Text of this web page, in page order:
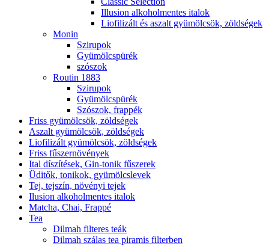
Illusion alkoholmentes italok
Liofilizált és aszalt gyümölcsök, zöldségek
Monin
Szirupok
Gyümölcspürék
szószok
Routin 1883
Szirupok
Gyümölcspürék
Szószok, frappék
Friss gyümölcsök, zöldségek
Aszalt gyümölcsök, zöldségek
Liofilizált gyümölcsök, zöldségek
Friss fűszernövények
Ital díszítések, Gin-tonik fűszerek
Üditők, tonikok, gyümölcslevek
Tej, tejszín, növényi tejek
Ilusion alkoholmentes italok
Matcha, Chai, Frappé
Tea
Dilmah filteres teák
Dilmah szálas tea piramis filterben